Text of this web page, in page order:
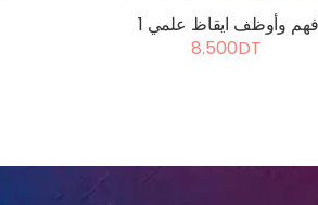
وأوظف ايقاظ علمي 1
8.500DT